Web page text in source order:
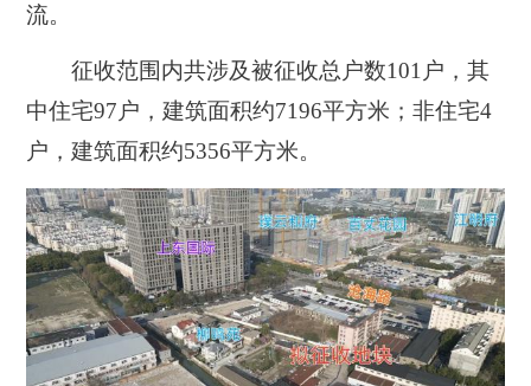
流。
征收范围内共涉及被征收总户数101户，其
中住宅97户，建筑面积约7196平方米；非住宅4
户，建筑面积约5356平方米。